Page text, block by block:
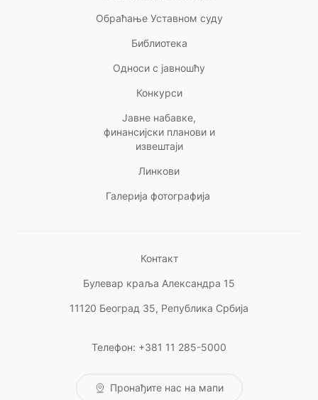
Обраћање Уставном суду
Библиотека
Односи с јавношћу
Конкурси
Јавне набавке,
финансијски планови и
извештаји
Линкови
Галерија фотографија
Контакт
Булевар краља Александра 15
11120 Београд 35, Република Србија
Телефон: +381 11 285-5000
Пронађите нас на мапи